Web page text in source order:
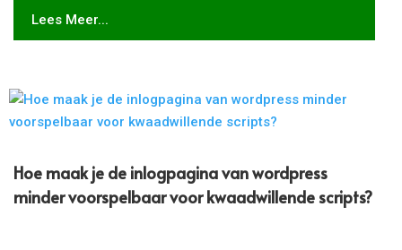
Lees Meer...
Hoe maak je de inlogpagina van wordpress
minder voorspelbaar voor kwaadwillende scripts?